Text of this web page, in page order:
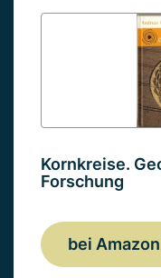
Kornkreise.
Forschung
bei